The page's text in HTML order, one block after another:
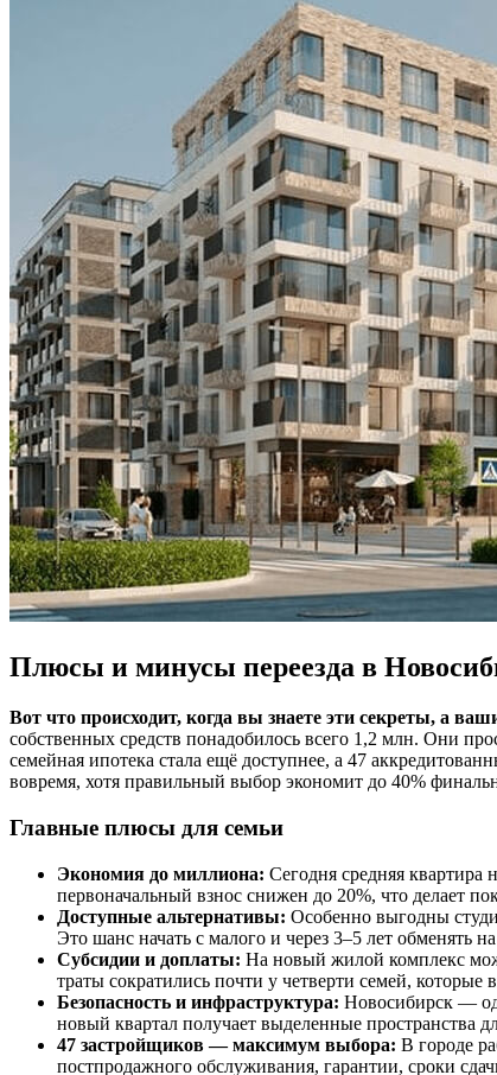
Плюсы и минусы переезда в
Вот что происходит, когда вы знаете эти секреты, а
собственных средств понадобилось всего 1,2 млн. Они
семейная ипотека стала ещё доступнее, а 47
вовремя, хотя правильный выбор экономит до 40%
Главные плюсы для семьи
Экономия до миллиона: Сегодня средняя квартира
первоначальный взнос снижен до 20%, что делает
Доступные альтернативы: Особенно выгодны
Это шанс начать с малого и через 3–5 лет
Субсидии и доплаты: На новый жилой комплекс
траты сократились почти у четверти семей,
Безопасность и инфраструктура: Новосибирск —
новый квартал получает выделенные пространства
47 застройщиков — максимум выбора: В городе
постпродажного обслуживания, гарантии, сроки